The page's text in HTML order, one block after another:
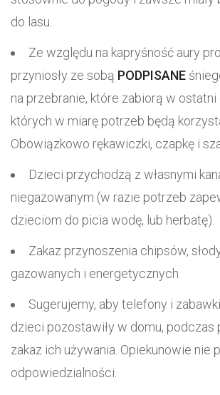
do lasu.
Ze względu na kapryśność aury
przyniosły ze sobą PODPISANE
na przebranie, które zabiorą w ostatni
których w miarę potrzeb będą
Obowiązkowo rękawiczki, czapkę i
Dzieci przychodzą z własnymi
niegazowanym (w razie potrzeb
dzieciom do picia wodę, lub herbatę).
Zakaz przynoszenia chipsów,
gazowanych i energetycznych.
Sugerujemy, aby telefony i
dzieci pozostawiły w domu, podczas
zakaz ich używania. Opiekunowie nie
odpowiedzialności.